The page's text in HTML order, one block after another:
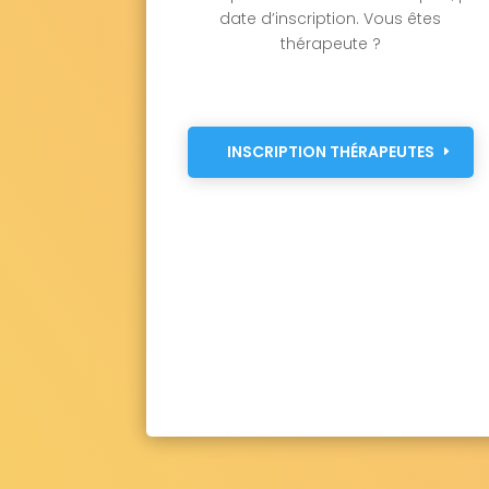
date d’inscription. Vous êtes
thérapeute ?
INSCRIPTION THÉRAPEUTES